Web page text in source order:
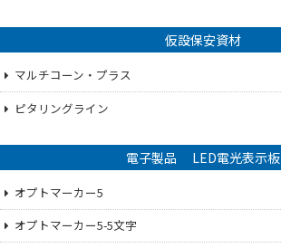
仮設保安資材
マルチコーン・プラス
ピタリングライン
電子製品 LED電光表示板
オプトマーカー5
オプトマーカー5-5文字